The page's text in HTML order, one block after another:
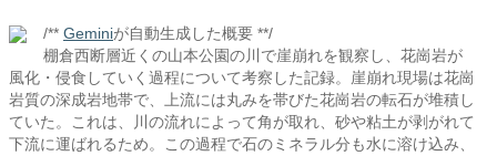
/** Geminiが自動生成した概要 **/
棚倉西断層近くの山本公園の川で崖崩れを観察し、花崗岩が
風化・侵食していく過程について考察した記録。崖崩れ現場は花崗
岩質の深成岩地帯で、上流には丸みを帯びた花崗岩の転石が堆積し
ていた。これは、川の流れによって角が取れ、砂や粘土が剥がれて
下流に運ばれるため。この過程で石のミネラル分も水に溶け込み、